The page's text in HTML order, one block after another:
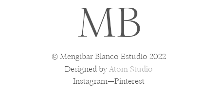
© Mengíbar Blanco Estudio 2022
Designed byAtom Studio
Instagram—Pinterest